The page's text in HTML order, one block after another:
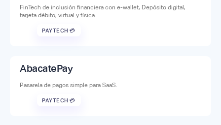
FinTech de inclusión financiera con e-wallet, Depósito digital,
tarjeta débito, virtual y física.
PAYTECH 💳
AbacatePay
Pasarela de pagos simple para SaaS.
PAYTECH 💳